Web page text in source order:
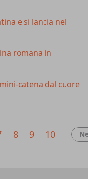
e si lancia nel
romana in
catena dal cuore
8 9 10